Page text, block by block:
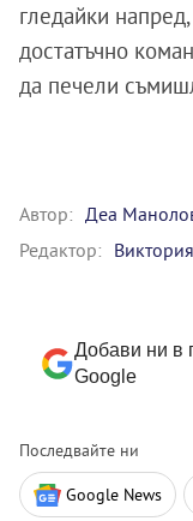
гледайки
достатъчно
да печели
Автор: Деа
Редактор:
Добави ни в
Google
Последвайте ни
Google News